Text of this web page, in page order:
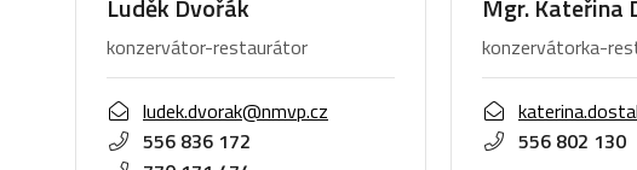
konzervátor-restaurátor
ludek.dvorak@nmvp.cz
556 836 172
konzervátorka-
556 802 130